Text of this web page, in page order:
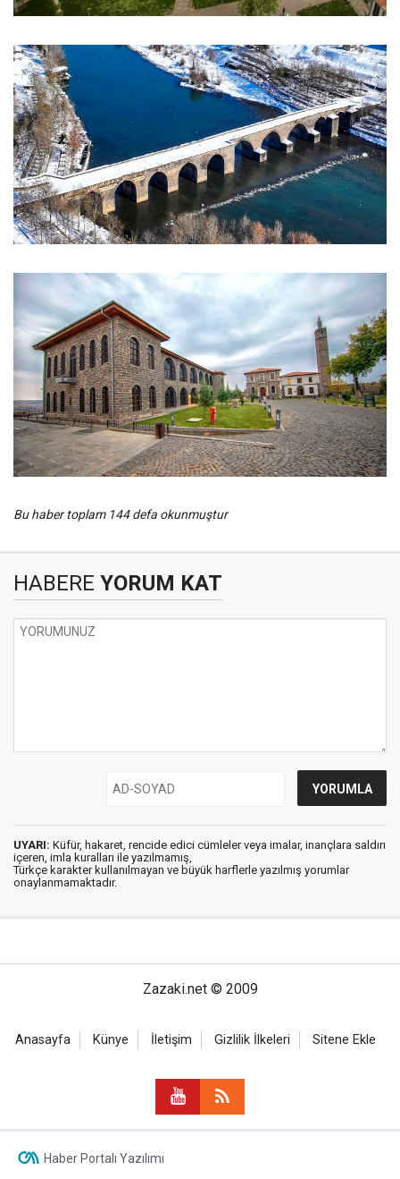
Bu haber toplam 144 defa okunmuştur
HABERE YORUM KAT
UYARI: Küfür, hakaret, rencide edici cümleler veya imalar, inançlara saldırı
içeren, imla kuralları ile yazılmamış,
Türkçe karakter kullanılmayan ve büyük harflerle yazılmış yorumlar
onaylanmamaktadır.
Zazaki.net © 2009
Anasayfa Künye İletişim Gizlilik İlkeleri Sitene Ekle
Haber Portalı Yazılımı